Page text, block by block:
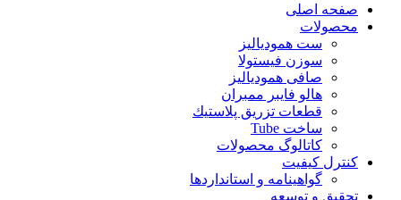
صفحه اصلی
محصولات
ست همودیالیز
سوزن فیستولا
صافی همودیالیز
هالو فایبر ممبران
قطعات تزريق پلاستيك
ساخت Tube
کاتالوگ محصولات
کنترل کیفیت
گواهينامه و استانداردها
تحقيق و توسعه